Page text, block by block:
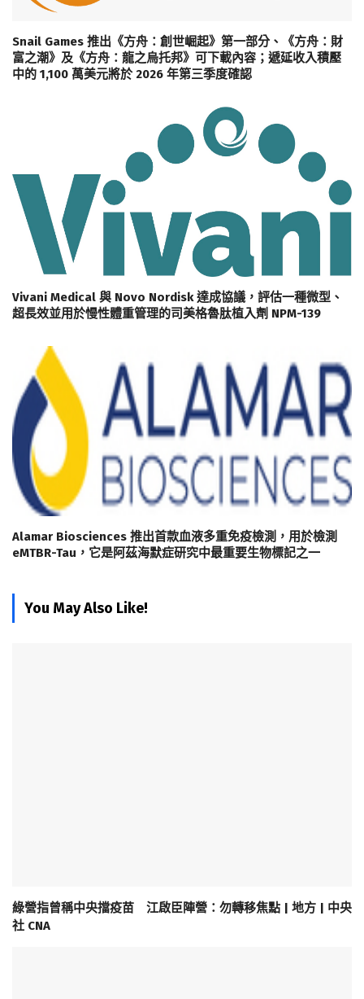
Snail Games 推出《方舟：創世崛起》第一部分、《方舟：財
富之潮》及《方舟：龍之烏托邦》可下載內容；遞延收入積壓
中的 1,100 萬美元將於 2026 年第三季度確認
Vivani Medical 與 Novo Nordisk 達成協議，評估一種微型、
超長效並用於慢性體重管理的司美格魯肽植入劑 NPM-139
Alamar Biosciences 推出首款血液多重免疫檢測，用於檢測
eMTBR-Tau，它是阿茲海默症研究中最重要生物標記之一
You May Also Like!
綠營指曾稱中央擋疫苗 江啟臣陣營：勿轉移焦點 | 地方 | 中央
社 CNA